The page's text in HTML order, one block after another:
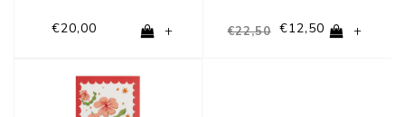
€20,00 + €22,50 €12,50 +